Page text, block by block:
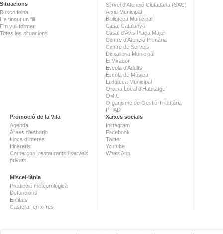
Situacions
Busco feina
He tingut un fill
Em vull formar
Totes les situacions
Servei d'Atenció Ciutadana (SAC)
Arxiu Municipal
Biblioteca Municipal
Casal Catalunya
Casal d'Avis Plaça Major
Centre d'Atenció Primària
Centre de Serveis
Deixalleria Municipal
El Mirador
Escola d'Adults
Escola de Música
Ludoteca Municipal
Oficina Local d'Habitatge
OMIC
Organisme de Gestió Tributària
PIPAD
Promoció de la Vila
Agenda
Àrees d'esbarjo
Llocs d'interès
Itineraris
Comerços, restaurants i serveis
privats
Miscel·lània
Predicció meteorològica
Defuncions
Entitats
Castellar en xifres
Xarxes socials
Instagram
Facebook
Twitter
Youtube
WhatsApp